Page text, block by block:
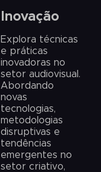
Inovação
Explora técnicas
e práticas
inovadoras no
setor audiovisual.
Abordando
novas
tecnologias,
metodologias
disruptivas e
tendências
emergentes no
setor criativo,